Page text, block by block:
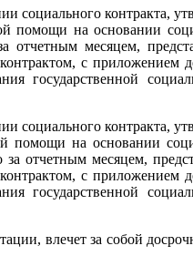
социального контракта,
помощи на основании
месяцем,
с приложением
государственной
социального контракта,
помощи на основании
отчетным месяцем,
с приложением
государственной
влечет за собой